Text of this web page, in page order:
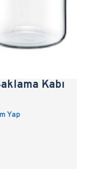
Kabı
Yap